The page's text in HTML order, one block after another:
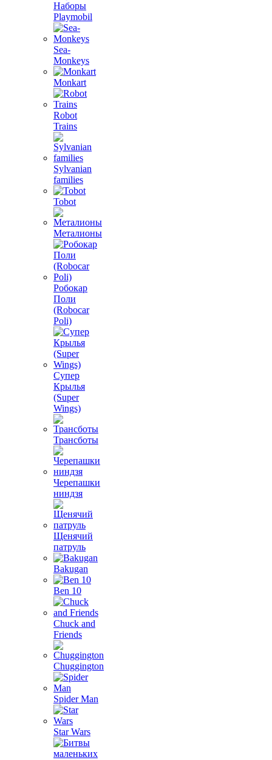
Наборы
Playmobil
Sea-
Monkeys
Monkart
Robot
Trains
Sylvanian
families
Tobot
Металионы
Робокар
Поли
(Robocar
Poli)
Супер
Крылья
(Super
Wings)
Трансботы
Черепашки
ниндзя
Щенячий
патруль
Bakugan
Ben 10
Chuck and
Friends
Chuggington
Spider Man
Star Wars